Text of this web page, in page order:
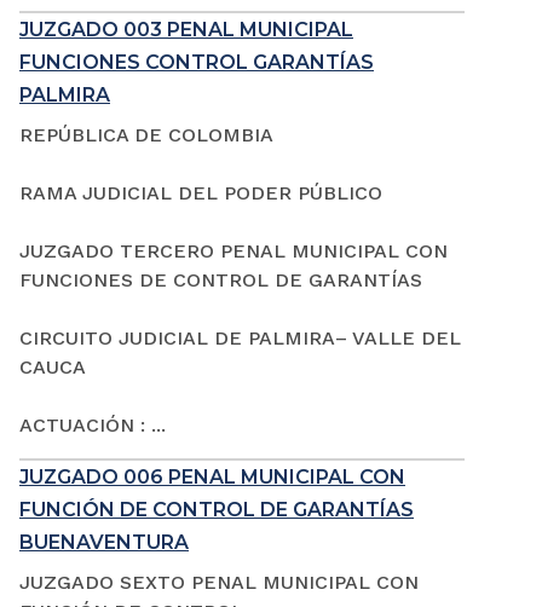
JUZGADO 003 PENAL MUNICIPAL
FUNCIONES CONTROL GARANTÍAS
PALMIRA
REPÚBLICA DE COLOMBIA
RAMA JUDICIAL DEL PODER PÚBLICO
JUZGADO TERCERO PENAL MUNICIPAL CON
FUNCIONES DE CONTROL DE GARANTÍAS
CIRCUITO JUDICIAL DE PALMIRA– VALLE DEL
CAUCA
ACTUACIÓN : ...
JUZGADO 006 PENAL MUNICIPAL CON
FUNCIÓN DE CONTROL DE GARANTÍAS
BUENAVENTURA
JUZGADO SEXTO PENAL MUNICIPAL CON